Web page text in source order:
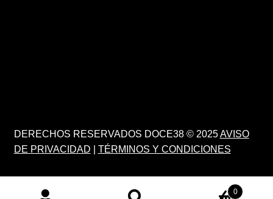
DERECHOS RESERVADOS DOCE38 © 2025AVISO
DE PRIVACIDAD
TÉRMINOS Y CONDICIONES
0